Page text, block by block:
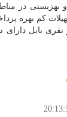
و بهزیستی در
۵۴۰ هزار نفری